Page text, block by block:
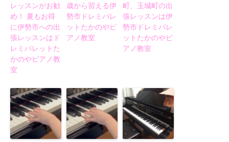
レッスンがお勧
め！ 夏もお得
に伊勢市への出
張レッスンはド
レミパレットた
かのやピアノ教
室
歳から習える伊
勢市ドレミパレ
ットたかのやピ
アノ教室
町、玉城町の出
張レッスンは伊
勢市ドレミパレ
ットたかのやピ
アノ教室